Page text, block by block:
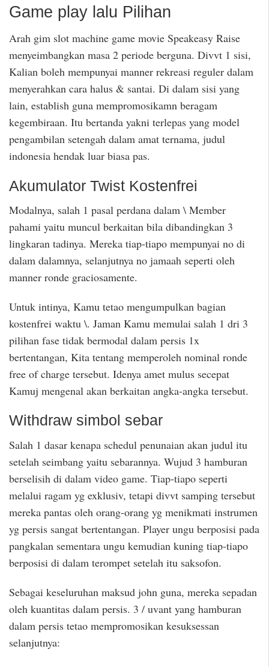
Game play lalu Pilihan
Arah gim slot machine game movie Speakeasy Raise
menyeimbangkan masa 2 periode berguna. Divvt 1 sisi,
Kalian boleh mempunyai manner rekreasi reguler dalam
menyerahkan cara halus & santai. Di dalam sisi yang
lain, establish guna mempromosikamn beragam
kegembiraan. Itu bertanda yakni terlepas yang model
pengambilan setengah dalam amat ternama, judul
indonesia hendak luar biasa pas.
Akumulator Twist Kostenfrei
Modalnya, salah 1 pasal perdana dalam \ Member
pahami yaitu muncul berkaitan bila dibandingkan 3
lingkaran tadinya. Mereka tiap-tiapo mempunyai no di
dalam dalamnya, selanjutnya no jamaah seperti oleh
manner ronde graciosamente.
Untuk intinya, Kamu tetao mengumpulkan bagian
kostenfrei waktu \. Jaman Kamu memulai salah 1 dri 3
pilihan fase tidak bermodal dalam persis 1x
bertentangan, Kita tentang memperoleh nominal ronde
free of charge tersebut. Idenya amet mulus secepat
Kamuj mengenal akan berkaitan angka-angka tersebut.
Withdraw simbol sebar
Salah 1 dasar kenapa schedul penunaian akan judul itu
setelah seimbang yaitu sebarannya. Wujud 3 hamburan
berselisih di dalam video game. Tiap-tiapo seperti
melalui ragam yg exklusiv, tetapi divvt samping tersebut
mereka pantas oleh orang-orang yg menikmati instrumen
yg persis sangat bertentangan. Player ungu berposisi pada
pangkalan sementara ungu kemudian kuning tiap-tiapo
berposisi di dalam terompet setelah itu saksofon.
Sebagai keseluruhan maksud john guna, mereka sepadan
oleh kuantitas dalam persis. 3 / uvant yang hamburan
dalam persis tetao mempromosikan kesuksessan
selanjutnya: